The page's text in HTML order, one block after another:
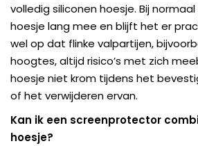
volledig siliconen hoesje. Bij
hoesje lang mee en blijft het er
wel op dat flinke valpartijen,
hoogtes, altijd risico’s met zich
hoesje niet krom tijdens het
of het verwijderen ervan.
Kan ik een screenprotector
hoesje?